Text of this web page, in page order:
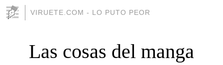
VIRUETE.COM - LO PUTO PEOR
Las cosas del manga